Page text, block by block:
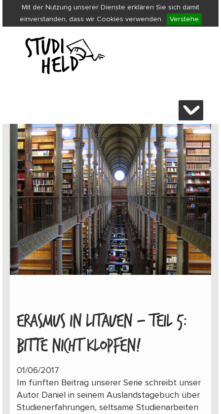
Mit der Nutzung unserer Dienste erklären Sie sich damit
einverstanden, dass wir Cookies verwenden.
Verstehe
ERASMUS IN LITAUEN – TEIL 5:
BITTE NICHT KLOPFEN!
01/06/2017
Im fünften Beitrag unserer Serie schreibt unser
Autor Daniel in seinem Auslandstagebuch über
Studienerfahrungen, seltsame Studienarbeiten